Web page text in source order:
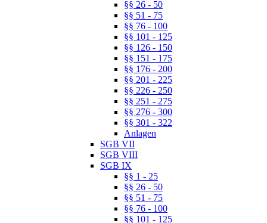
§§ 26 - 50
§§ 51 - 75
§§ 76 - 100
§§ 101 - 125
§§ 126 - 150
§§ 151 - 175
§§ 176 - 200
§§ 201 - 225
§§ 226 - 250
§§ 251 - 275
§§ 276 - 300
§§ 301 - 322
Anlagen
SGB VII
SGB VIII
SGB IX
§§ 1 - 25
§§ 26 - 50
§§ 51 - 75
§§ 76 - 100
§§ 101 - 125